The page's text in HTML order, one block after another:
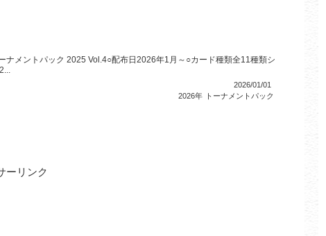
メントパック 2025 Vol.4○配布日2026年1月～○カード種類全11種類シ
2026/01/01
2026年
トーナメントパック
ーリンク